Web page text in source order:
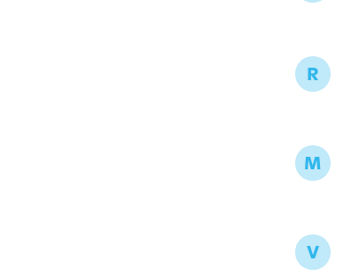
R
M
V